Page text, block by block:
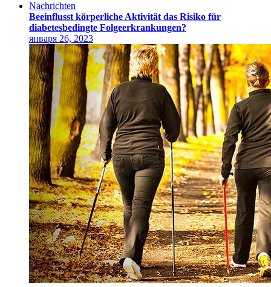
Nachrichten
Beeinflusst körperliche Aktivität das Risiko für
diabetesbedingte Folgeerkrankungen?
января 26, 2023